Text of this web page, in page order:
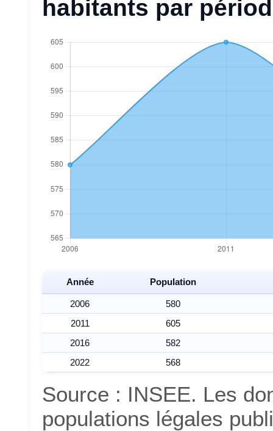
habitants par
Année Population
2006
580
2011
605
2016
582
2022
568
Source : INSEE. Les
populations légales